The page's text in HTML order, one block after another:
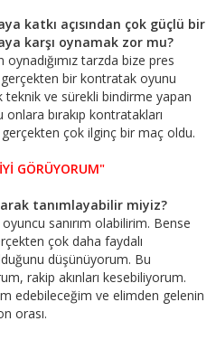
katkı açısından çok güçlü bir
karşı oynamak zor mu?
tarzda bize pres
bir kontratak oyunu
teknik ve sürekli bindirme yapan
bırakıp kontratakları
çok ilginç bir maç oldu.
GÖRÜYORUM"
tanımlayabilir miyiz?
sanırım olabilirim. Bense
çok daha faydalı
düşünüyorum. Bu
rakip akınları kesebiliyorum.
edebileceğim ve elimden gelenin
orası.